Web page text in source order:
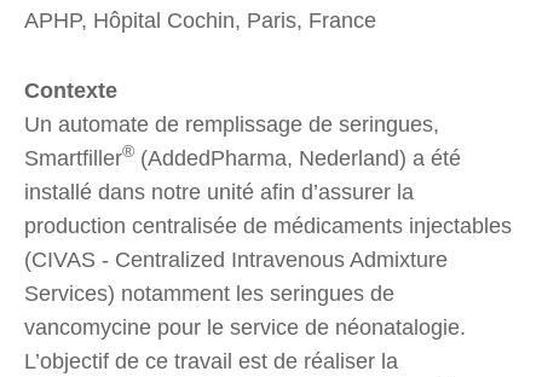
APHP, Hôpital Cochin, Paris, France
Contexte
Un automate de remplissage de seringues,
Smartfiller® (AddedPharma, Nederland) a été
installé dans notre unité afin d’assurer la
production centralisée de médicaments injectables
(CIVAS - Centralized Intravenous Admixture
Services) notamment les seringues de
vancomycine pour le service de néonatalogie.
L’objectif de ce travail est de réaliser la